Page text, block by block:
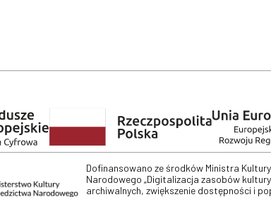
Dofinansowano ze środków Ministra
Narodowego „Digitalizacja zasobów
archiwalnych, zwiększenie dostępności i